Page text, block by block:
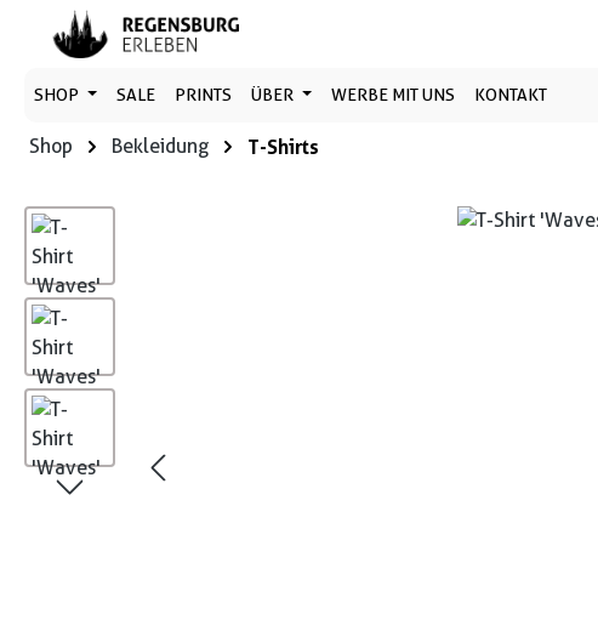
Hauptinhalt springen
Zur Suche springen
Zur Hauptnavigation springen
SHOP SALE PRINTS ÜBER WERBE MIT UNS KONTAKT
Shop Bekleidung T-Shirts
Bildergalerie überspringen